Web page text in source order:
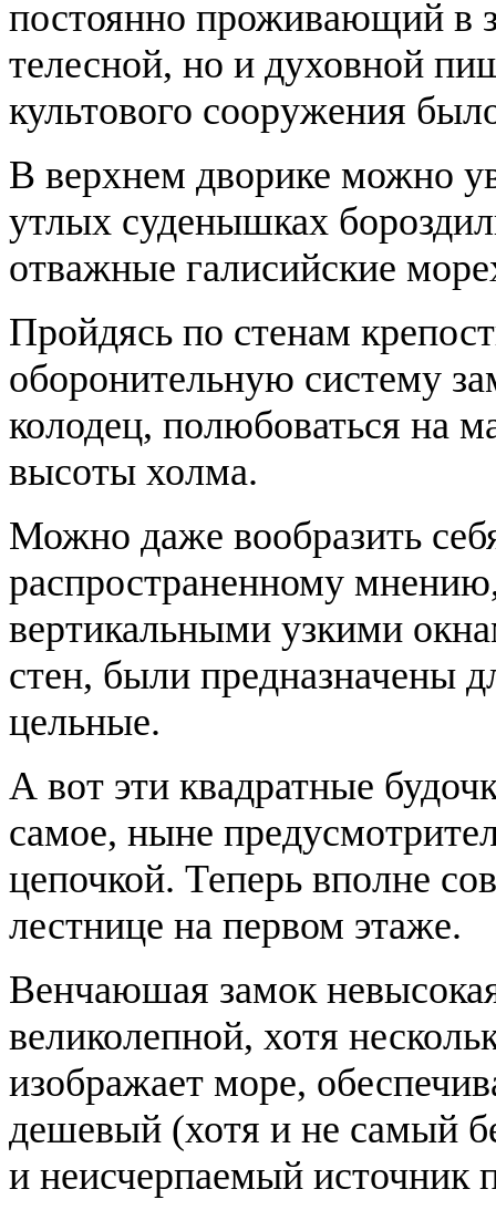
постоянно проживающий в
телесной, но и духовной
культового сооружения
В верхнем дворике можно
утлых суденышках
отважные галисийские
Пройдясь по стенам
оборонительную систему
колодец, полюбоваться на
высоты холма.
Можно даже вообразить
распространенному
вертикальными узкими
стен, были предназначены
цельные.
А вот эти квадратные
самое, ныне
цепочкой. Теперь вполне
лестнице на первом этаже.
Венчаюшая замок
великолепной, хотя
изображает море,
дешевый (хотя и не самый
и неисчерпаемый